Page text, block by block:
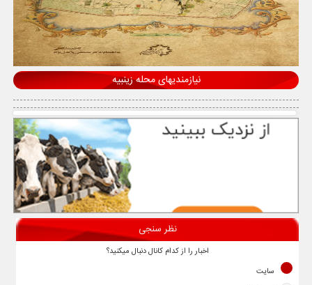
نیازمندیهای محله زینبیه
نظر سنجی
اخبار را از کدام کانال دنبال میکنید؟
سایت